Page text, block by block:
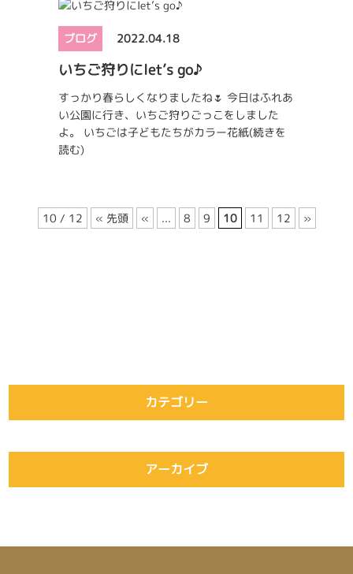
ブログ 2022.04.18
いちご狩りにlet’s go♪
すっかり春らしくなりましたね🌷 今日はふれあ
い公園に行き、いちご狩りごっこをしました
よ。 いちごは子どもたちがカラー花紙(続きを
読む)
10 / 12 « 先頭 « ... 8 9 10 11 12 »
カテゴリー
アーカイブ